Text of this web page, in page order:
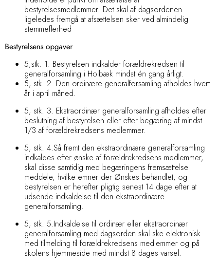
bestyrelsesmedlemmer. Det skal af dagsordenen
ligeledes fremgå at afsættelsen sker ved almindelig
stemmeflerhed
Bestyrelsens opgaver
5,stk. 1. Bestyrelsen indkalder forældrekredsen til
generalforsamling i Holbæk mindst én gang årligt.
5, stk. 2. Den ordinære generalforsamling afholdes hvert
år i april måned.
5, stk. 3. Ekstraordinær generalforsamling afholdes efter
beslutning af bestyrelsen eller efter begæring af mindst
1/3 af forældrekredsens medlemmer.
5, stk. 4.Så fremt den ekstraordinære generalforsamling
indkaldes efter ønske af forældrekredsens medlemmer,
skal disse samtidig med begæringens fremsættelse
meddele, hvilke emner der Ønskes behandlet, og
bestyrelsen er herefter pligtig senest 14 dage efter at
udsende indkaldelse til den ekstraordinære
generalforsamling.
5, stk. 5.Indkaldelse til ordinær eller ekstraordinær
generalforsamling med dagsorden skal ske elektronisk
med tilmelding til forældrekredsens medlemmer og på
skolens hjemmeside med mindst 8 dages varsel.